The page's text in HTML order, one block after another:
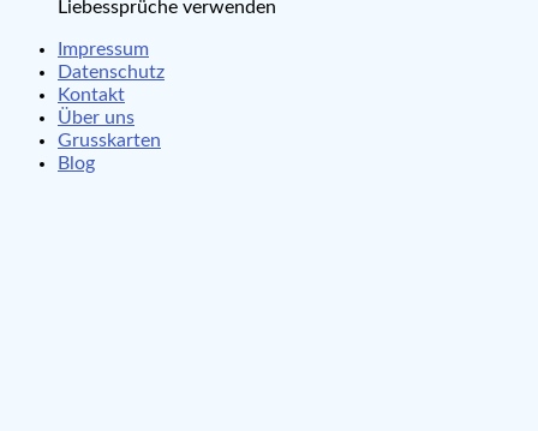
Liebessprüche verwenden
Impressum
Datenschutz
Kontakt
Über uns
Grusskarten
Blog